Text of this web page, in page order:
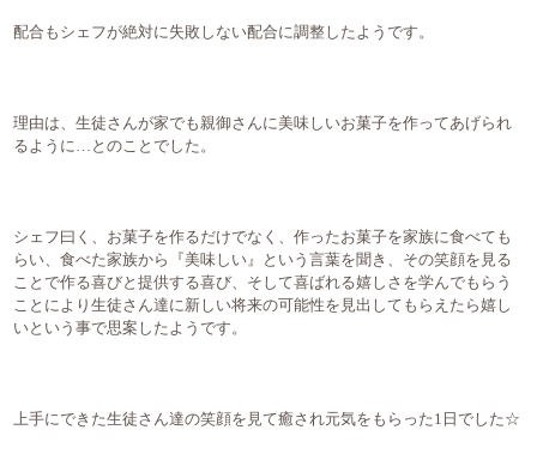
配合もシェフが絶対に失敗しない配合に調整したようです。
理由は、生徒さんが家でも親御さんに美味しいお菓子を作ってあげられ
るように…とのことでした。
シェフ曰く、お菓子を作るだけでなく、作ったお菓子を家族に食べても
らい、食べた家族から『美味しい』という言葉を聞き、その笑顔を見る
ことで作る喜びと提供する喜び、そして喜ばれる嬉しさを学んでもらう
ことにより生徒さん達に新しい将来の可能性を見出してもらえたら嬉し
いという事で思案したようです。
上手にできた生徒さん達の笑顔を見て癒され元気をもらった1日でした☆